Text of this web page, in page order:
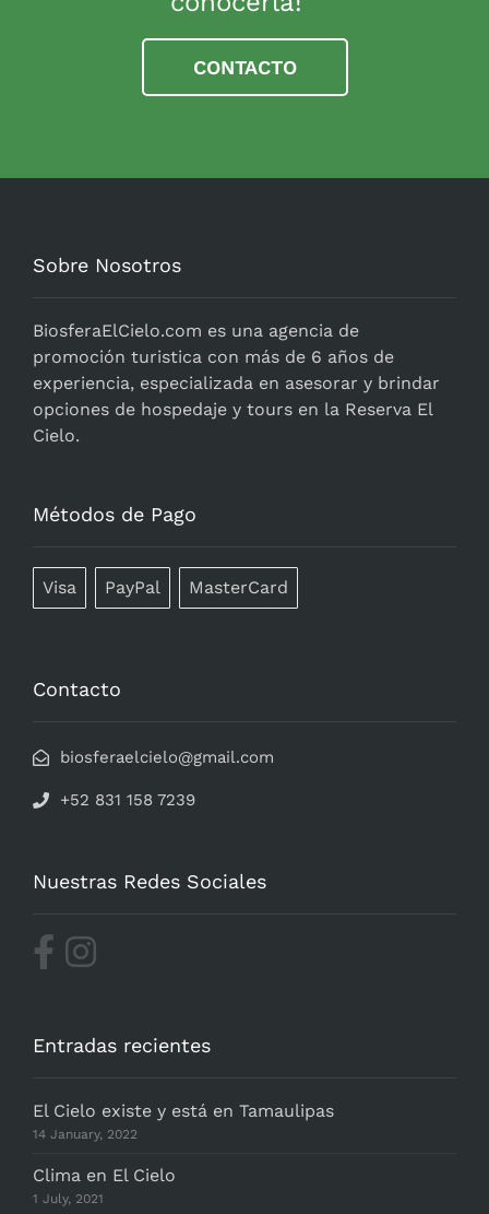
CONTACTO
Sobre Nosotros
BiosferaElCielo.com es una agencia de
promoción turistica con más de 6 años de
experiencia, especializada en asesorar y brindar
opciones de hospedaje y tours en la Reserva El
Cielo.
Métodos de Pago
Visa PayPal MasterCard
Contacto
biosferaelcielo@gmail.com
+52 831 158 7239
Nuestras Redes Sociales
Entradas recientes
El Cielo existe y está en Tamaulipas
14 January, 2022
Clima en El Cielo
1 July, 2021